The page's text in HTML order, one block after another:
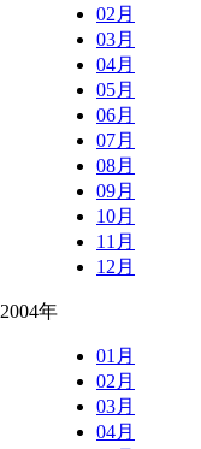
02月
03月
04月
05月
06月
07月
08月
09月
10月
11月
12月
2004年
01月
02月
03月
04月